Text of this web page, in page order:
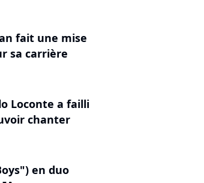
fait une mise
sa carrière
Loconte a failli
chanter
en duo